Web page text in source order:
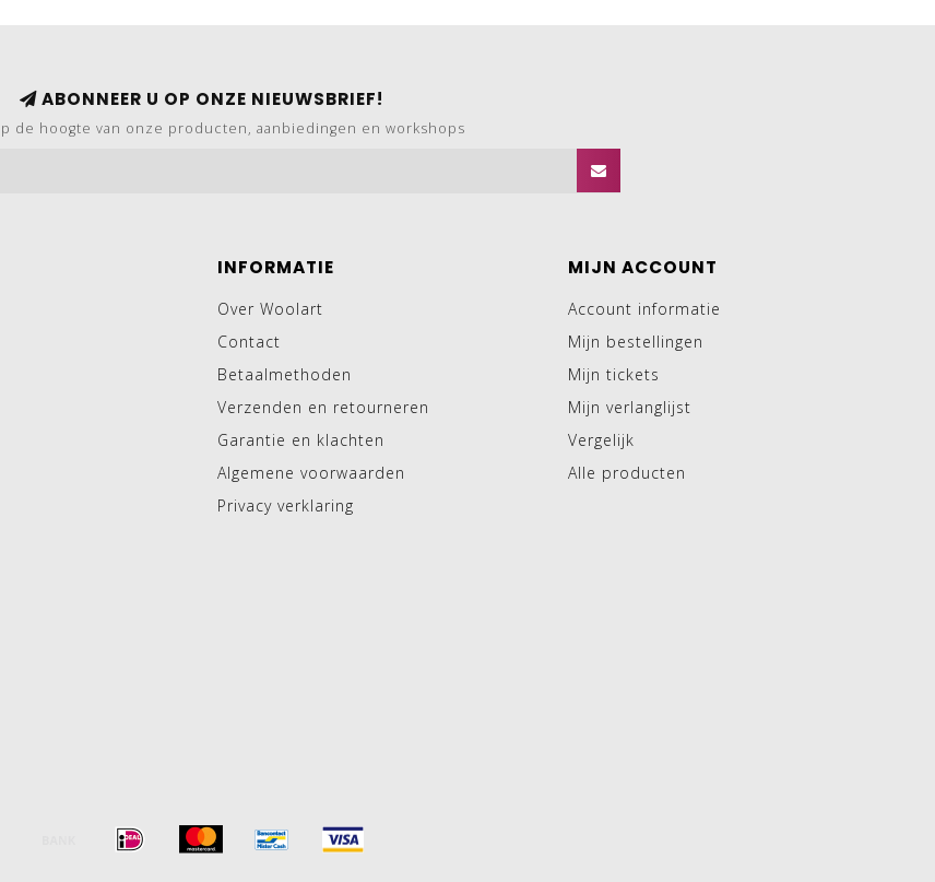
ABONNEER U OP ONZE NIEUWSBRIEF!
de hoogte van onze producten, aanbiedingen en workshops
INFORMATIE
Over Woolart
Contact
Betaalmethoden
Verzenden en retourneren
Garantie en klachten
Algemene voorwaarden
Privacy verklaring
MIJN ACCOUNT
Account informatie
Mijn bestellingen
Mijn tickets
Mijn verlanglijst
Vergelijk
Alle producten